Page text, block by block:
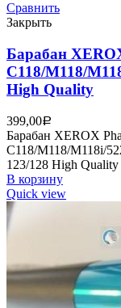
Сравнить
Закрыть
Барабан
C118/M118/
High Quality
399,00Р
Барабан XEROX
C118/M118/M118i/
123/128 High
В корзину
Quick view